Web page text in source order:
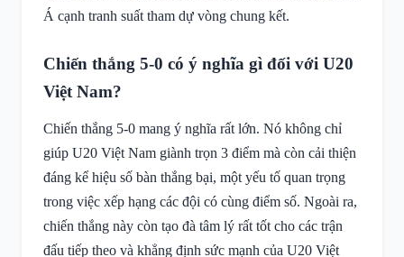
Á cạnh tranh suất tham dự vòng chung kết.
Chiến thắng 5-0 có ý nghĩa gì đối với U20
Việt Nam?
Chiến thắng 5-0 mang ý nghĩa rất lớn. Nó không chỉ
giúp U20 Việt Nam giành trọn 3 điểm mà còn cải thiện
đáng kể hiệu số bàn thắng bại, một yếu tố quan trọng
trong việc xếp hạng các đội có cùng điểm số. Ngoài ra,
chiến thắng này còn tạo đà tâm lý rất tốt cho các trận
đấu tiếp theo và khẳng định sức mạnh của U20 Việt